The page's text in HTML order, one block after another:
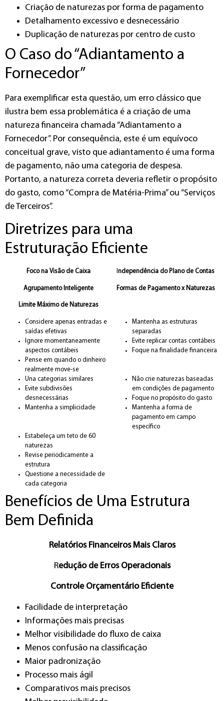
Criação de naturezas por forma de pagamento
Detalhamento excessivo e desnecessário
Duplicação de naturezas por centro de custo
O Caso do “Adiantamento a
Fornecedor”
Para exemplificar esta questão, um erro clássico que
ilustra bem essa problemática é a criação de uma
natureza financeira chamada “Adiantamento a
Fornecedor”. Por consequência, este é um equívoco
conceitual grave, visto que adiantamento é uma forma
de pagamento, não uma categoria de despesa.
Portanto, a natureza correta deveria refletir o propósito
do gasto, como “Compra de Matéria-Prima” ou “Serviços
de Terceiros”.
Diretrizes para uma
Estruturação Eficiente
Foco na Visão de Caixa ndependência do Plano de Contas
Agrupamento Inteligente Formas de Pagamento x Naturezas
Limite Máximo de Naturezas
Considere apenas entradas e
saídas efetivas
Ignore momentaneamente
aspectos contábeis
Pense em quando o dinheiro
realmente move-se
Mantenha as estruturas
separadas
Evite replicar contas contábeis
Foque na finalidade financeira
Una categorias similares
Evite subdivisões
desnecessárias
Mantenha a simplicidade
Não crie naturezas baseadas
em condições de pagamento
Foque no propósito do gasto
Mantenha a forma de
pagamento em campo
específico
Estabeleça um teto de 60
naturezas
Revise periodicamente a
estrutura
Questione a necessidade de
cada categoria
Benefícios de Uma Estrutura
Bem Definida
Relatórios Financeiros Mais Claros
Redução de Erros Operacionais
Controle Orçamentário Eficiente
Facilidade de interpretação
Informações mais precisas
Melhor visibilidade do fluxo de caixa
Menos confusão na classificação
Maior padronização
Processo mais ágil
Comparativos mais precisos